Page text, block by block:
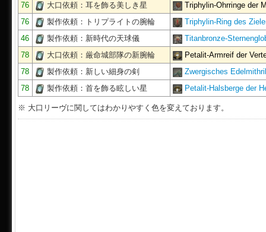
76
大口依頼：耳を飾る美しき星
Triphylin-Ohrringe der
76
製作依頼：トリプライトの腕輪
Triphylin-Ring des
46
製作依頼：新時代の天球儀
Titanbronze-
78
大口依頼：厳命城部隊の新腕輪
Petalit-Armreif der
78
製作依頼：新しい細身の剣
Zwergisches
78
製作依頼：首を飾る眩しい星 Petalit-Halsberge der
※ 大口リーヴに関してはわかりやすく色を変えております。